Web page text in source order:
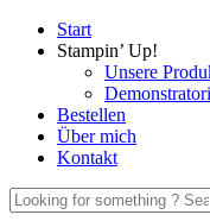
Start
Stampin’ Up!
Unsere
Bestellen
Über mich
Kontakt